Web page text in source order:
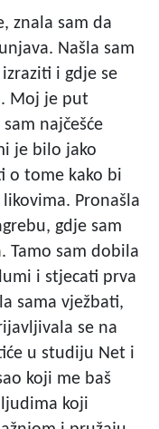
znala sam da
Našla sam
i gdje se
Moj je put
najčešće
je bilo jako
o tome kako bi
Pronašla
gdje sam
Tamo sam dobila
i stjecati prva
sama vježbati,
se na
u studiju Net i
koji me baš
koji